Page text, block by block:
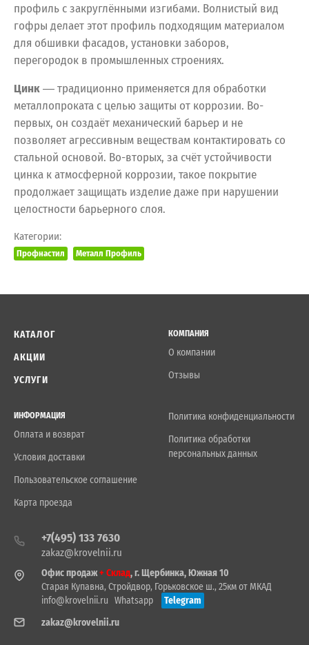
профиль с закруглёнными изгибами. Волнистый вид
гофры делает этот профиль подходящим материалом
для обшивки фасадов, установки заборов,
перегородок в промышленных строениях.
Цинк― традиционно применяется для обработки
металлопроката с целью защиты от коррозии. Во-
первых, он создаёт механический барьер и не
позволяет агрессивным веществам контактировать со
стальной основой. Во-вторых, за счёт устойчивости
цинка к атмосферной коррозии, такое покрытие
продолжает защищать изделие даже при нарушении
целостности барьерного слоя.
Категории:
Профнастил Металл Профиль
КАТАЛОГ
АКЦИИ
УСЛУГИ
КОМПАНИЯ
О компании
Отзывы
ИНФОРМАЦИЯ
Оплата и возврат
Условия доставки
Пользовательское соглашение
Карта проезда
Политика конфиденциальности
Политика обработки
персональных данных
+7(495) 133 7630
zakaz@krovelnii.ru
Офис продаж+ Склад, г. Щербинка, Южная 10
Старая Купавна, Стройдвор, Горьковское ш., 25км от МКАД
info@krovelnii.ru Whatsapp
Telegram
zakaz@krovelnii.ru